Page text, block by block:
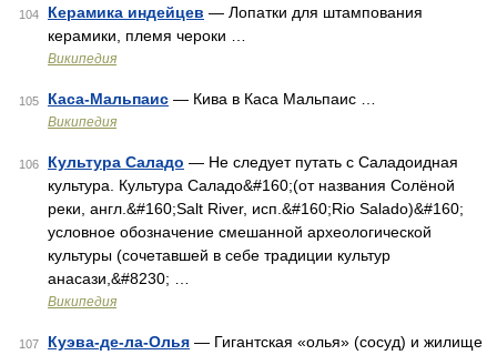
104 Керамика индейцев — Лопатки для штампования
керамики, племя чероки …
Википедия
105 Каса-Мальпаис — Кива в Каса Мальпаис …
Википедия
106 Культура Саладо — Не следует путать с Саладоидная
культура. Культура Саладо&#160;(от названия Солёной
реки, англ.&#160;Salt River, исп.&#160;Rio Salado)&#160;
условное обозначение смешанной археологической
культуры (сочетавшей в себе традиции культур
анасази,&#8230; …
Википедия
107 Куэва-де-ла-Олья — Гигантская «олья» (сосуд) и жилище